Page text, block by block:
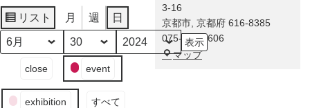
ぎ
た
～
福
コ
レ
3-16
京都市 京都府 616-8385
075-863-0606
マップ福
リスト
表
示
月 週 日
月
日
年
ン
close event
exhibition すべて